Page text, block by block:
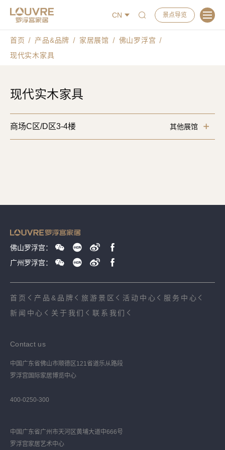
CN 景点导览
首页 产品&品牌 家居展馆
佛山罗浮宫
现代实木家具
现代实木家具
商场C区/D区3-4楼 其他展馆
佛山罗浮宫：
广州罗浮宫：
首页 产品&品牌 旅游景区 活动中心
服务中心
新闻中心
关于我们 联系我们
Contact us
中国广东省佛山市顺德区121省道乐从路段
罗浮宫国际家居博览中心
400-0250-300
中国广东省广州市天河区黄埔大道中666号
罗浮宫家居艺术中心